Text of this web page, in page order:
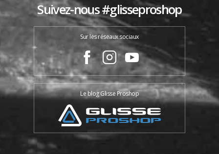
Suivez-nous #glisseproshop
Sur les réseaux sociaux
Le blog Glisse Proshop